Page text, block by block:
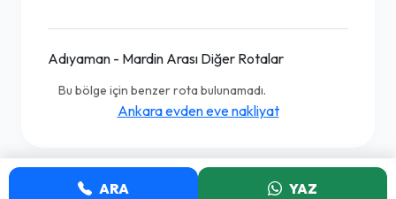
Adıyaman - Mardin Arası Diğer Rotalar
Bu bölge için benzer rota bulunamadı.
Ankara evden eve nakliyat
ARA YAZ